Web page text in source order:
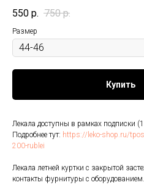
550 р. 750 р.
Размер
Купить
Лекала доступны в рамках подписки
Подробнее тут: https://leko-shop.ru/
200-rublei
Лекала летней куртки с закрытой
контакты фурнитуры с